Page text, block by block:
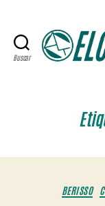
Buscar
BERISSO